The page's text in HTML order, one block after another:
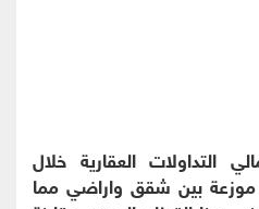
التداولات العقارية خلال
11884 عقارا موزعة بين شقق واراضي مما